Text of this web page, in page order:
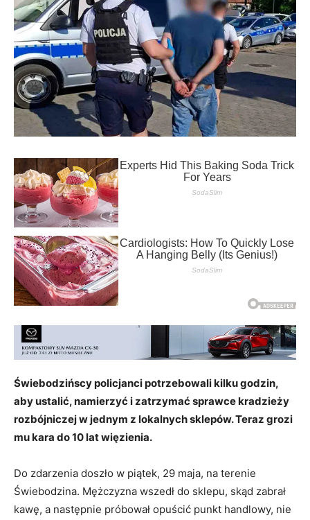
Świebodzińscy policjanci potrzebowali kilku godzin,
aby ustalić, namierzyć i zatrzymać sprawce kradzieży
rozbójniczej w jednym z lokalnych sklepów. Teraz grozi
mu kara do 10 lat więzienia.
Do zdarzenia doszło w piątek, 29 maja, na terenie
Świebodzina. Mężczyzna wszedł do sklepu, skąd zabrał
kawę, a następnie próbował opuścić punkt handlowy, nie